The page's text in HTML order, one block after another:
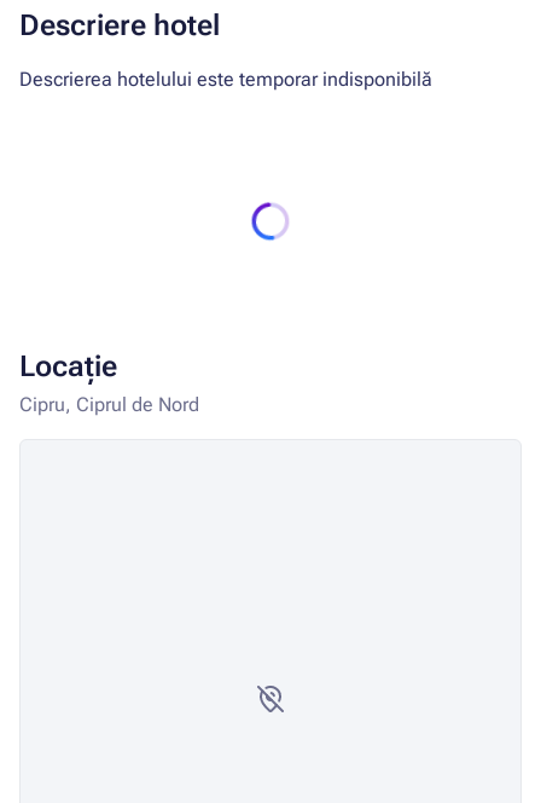
Descriere hotel
Descrierea hotelului este temporar indisponibilă
Locație
Cipru, Ciprul de Nord